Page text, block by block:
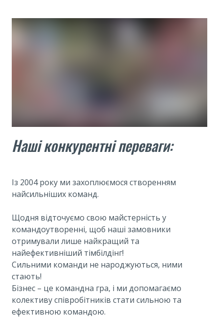
Наші конкурентні переваги:
Із 2004 року ми захоплюємося створенням
найсильніших команд.
Щодня відточуємо свою майстерність у
командоутворенні, щоб наші замовники
отримували лише найкращий та
найефективніший тімбілдінг!
Сильними команди не народжуються, ними
стають!
Бізнес – це командна гра, і ми допомагаємо
колективу співробітників стати сильною та
ефективною командою.